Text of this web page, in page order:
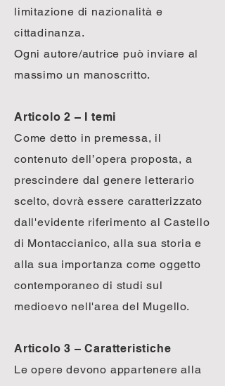
limitazione di nazionalità e
cittadinanza.
Ogni autore/autrice può inviare al
massimo un manoscritto.
Articolo 2 – I temi
Come detto in premessa, il
contenuto dell’opera proposta, a
prescindere dal genere letterario
scelto, dovrà essere caratterizzato
dall'evidente riferimento al Castello
di Montaccianico, alla sua storia e
alla sua importanza come oggetto
contemporaneo di studi sul
medioevo nell'area del Mugello.
Articolo 3 – Caratteristiche
Le opere devono appartenere alla